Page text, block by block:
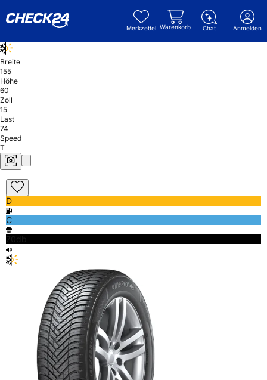
Merkzettel Warenkorb Chat Anmelden
Breite
155
Höhe
60
Zoll
15
Last
74
Speed
T
D
C
70db